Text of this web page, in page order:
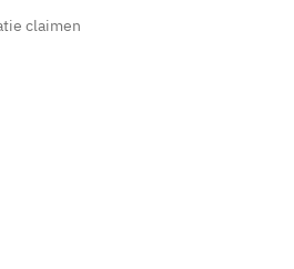
claimen